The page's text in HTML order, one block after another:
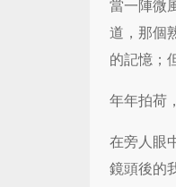
當一陣微
道，那個
的記憶；
年年拍荷
在旁人眼
鏡頭後的